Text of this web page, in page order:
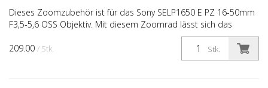
209.00 / Stk. Stk.
Dieses Zoomzubehör ist für das Sony SELP1650 E PZ 16-50mm
F3,5-5,6 OSS Objektiv. Mit diesem Zoomrad lässt sich das
Objektiv im Port bequem ansprechen. Die Steurung erfolg...